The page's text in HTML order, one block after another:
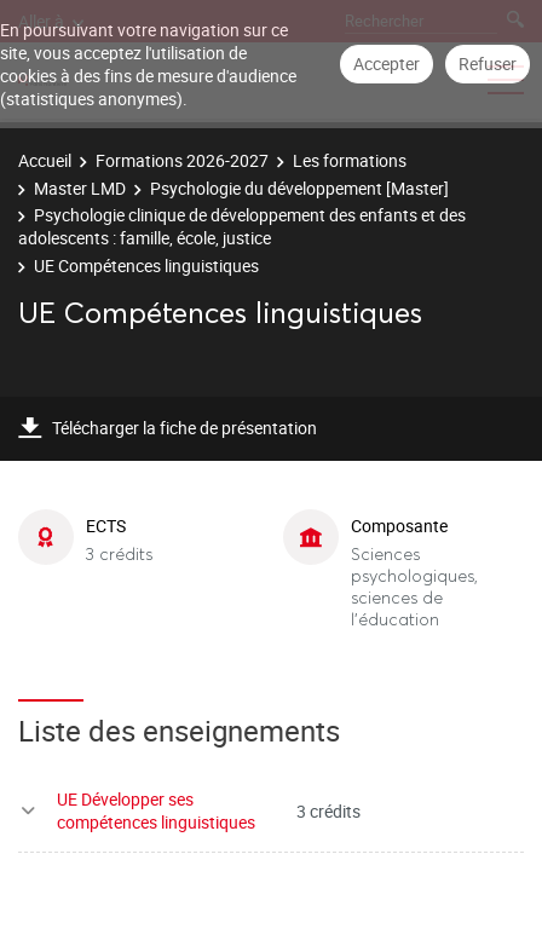
En poursuivant votre navigation sur ce
site, vous acceptez l'utilisation de
cookies à des fins de mesure d'audience
(statistiques anonymes).
Accepter Refuser
Aller à
Accueil Formations 2026-2027
Les formations
Master LMD
Psychologie du développement [Master]
Psychologie clinique de développement des enfants et des
adolescents : famille, école, justice
UE Compétences linguistiques
UE Compétences linguistiques
Télécharger la fiche de présentation
ECTS
3 crédits
Composante
Sciences
psychologiques,
sciences de
l'éducation
Liste des enseignements
UE Développer ses
compétences linguistiques
3 crédits